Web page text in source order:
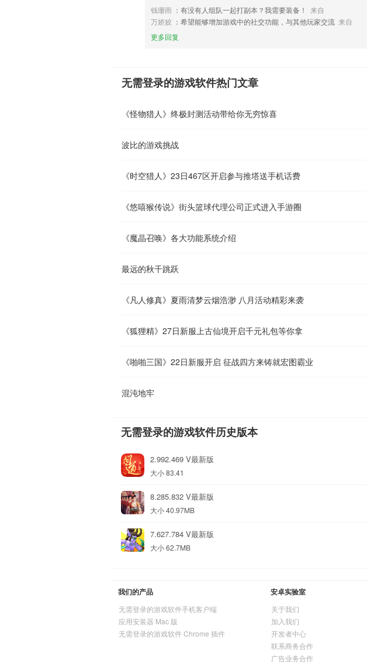
钱珊雨 ：有没有人组队一起打副本？我需要装备！
来自
万娇姣 ：希望能够增加游戏中的社交功能，与其他玩家交流 来自
更多回复
无需登录的游戏软件热门文章
《怪物猎人》终极封测活动带给你无穷惊喜
波比的游戏挑战
《时空猎人》23日467区开启参与推塔送手机话费
《悠嘻猴传说》街头篮球代理公司正式进入手游圈
《魔晶召唤》各大功能系统介绍
最远的秋千跳跃
《凡人修真》夏雨清梦云烟浩渺 八月活动精彩来袭
《狐狸精》27日新服上古仙境开启千元礼包等你拿
《啪啪三国》22日新服开启 征战四方来铸就宏图霸业
混沌地牢
无需登录的游戏软件历史版本
2.992.469 V最新版
大小 83.41
8.285.832 V最新版
大小 40.97MB
7.627.784 V最新版
大小 62.7MB
我们的产品
无需登录的游戏软件手机客户端
应用安装器 Mac 版
无需登录的游戏软件 Chrome 插件
安卓实验室
关于我们
加入我们
开发者中心
联系商务合作
广告业务合作